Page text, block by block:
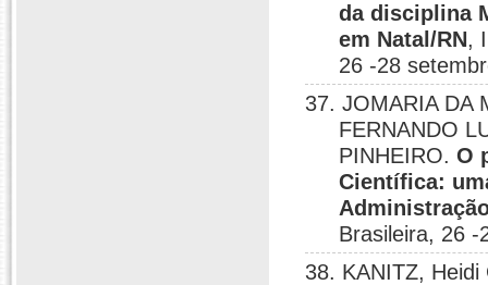
da disciplina
em Natal/RN,
26 -28
37. JOMARIA DA
FERNANDO
PINHEIRO.O
Científica:
Brasileira, 26 -
38. KANITZ,